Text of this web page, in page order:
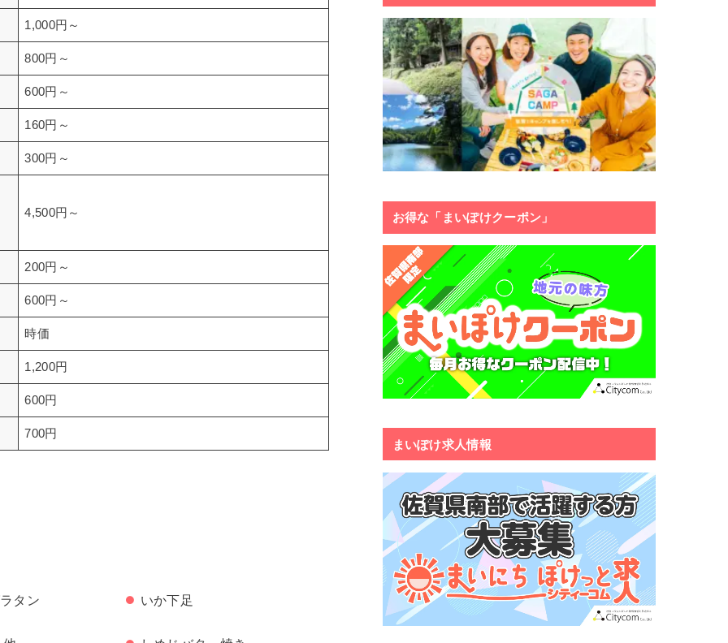
1,000円～
800円～
600円～
160円～
300円～
4,500円～
200円～
600円～
時価
1,200円
600円
700円
タン いか下足
お得な「まいぽけクーポン」
まいぽけ求人情報